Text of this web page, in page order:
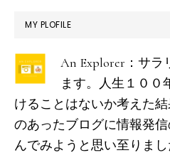
最
初
の
サ
イ
MY PLOFILE
An Explorer：サラ
ます。人生１００
けることはないか考えた
のあったブログに情報発
んでみようと思い至りま